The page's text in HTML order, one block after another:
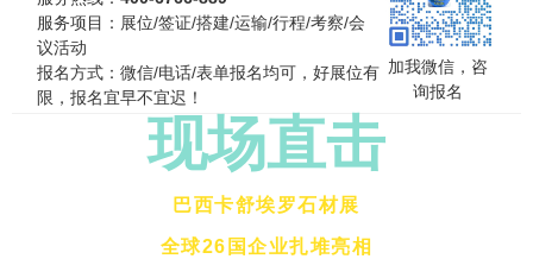
服务项目：展位/签证/搭建/运输/行程/考察/会
议活动
报名方式：微信/电话/表单报名均可，好展位有
限，报名宜早不宜迟！
加我微信，咨
询报名
现场直击
巴西卡舒埃罗石材展
全球26国企业扎堆亮相